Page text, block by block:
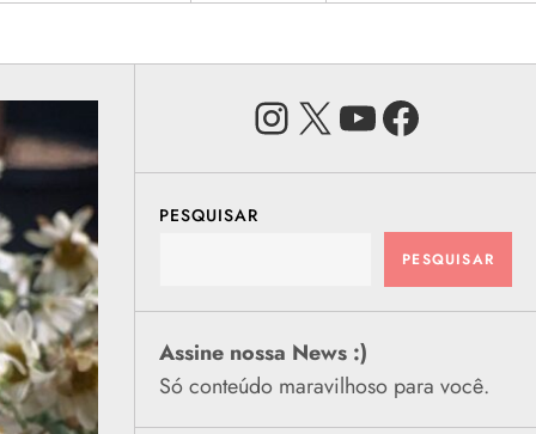
Instagram
X Youtube
PESQUISAR
PESQUISAR
Assine nossa News :)
Só conteúdo maravilhoso para você.